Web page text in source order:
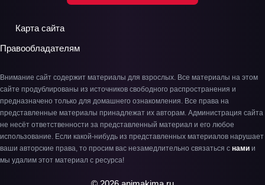
Карта сайта
Правообладателям
Внимание сайт содержит материалы для взрослых. Все материалы на этом
сайте продублированы из источников свободного распространения и
предназначено только для домашнего ознакомления. Все права на
представленные материалы принадлежат их авторам. Администрация сайта
не несёт ответственности за представленный материал и его любое
использование. Если какой-нибудь из представленных материалов нарушает
ваши авторские права, то просим вас незамедлительно связаться с нами и
мы удалим этот материал с ресурса!